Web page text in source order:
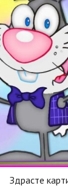
Здрасте